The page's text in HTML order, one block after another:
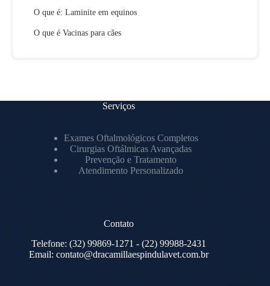
O que é: Laminite em equinos
O que é Vacinas para cães
Serviços
Exames Oftalmológicos Completos
Cirurgias Oftálmicas Avançadas
Prevenção e Tratamento
Atendimento Personalizado
Contato
Telefone: (32) 99869-1271 - (22) 99988-2431
Email:contato@dracamillaespindulavet.com.br